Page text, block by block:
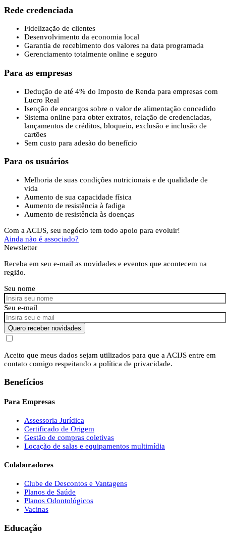
Rede credenciada
Fidelização de clientes
Desenvolvimento da economia local
Garantia de recebimento dos valores na data programada
Gerenciamento totalmente online e seguro
Para as empresas
Dedução de até 4% do Imposto de Renda para empresas com
Lucro Real
Isenção de encargos sobre o valor de alimentação concedido
Sistema online para obter extratos, relação de credenciadas,
lançamentos de créditos, bloqueio, exclusão e inclusão de
cartões
Sem custo para adesão do benefício
Para os usuários
Melhoria de suas condições nutricionais e de qualidade de
vida
Aumento de sua capacidade física
Aumento de resistência à fadiga
Aumento de resistência às doenças
Com a ACIJS, seu negócio tem todo apoio para evoluir!
Ainda não é associado?
Newsletter
Receba em seu e-mail as novidades e eventos que acontecem na
região.
Seu nome
Seu e-mail
Quero receber novidades
Aceito que meus dados sejam utilizados para que a ACIJS entre em
contato comigo respeitando a política de privacidade.
Benefícios
Para Empresas
Assessoria Jurídica
Certificado de Origem
Gestão de compras coletivas
Locação de salas e equipamentos multimídia
Colaboradores
Clube de Descontos e Vantagens
Planos de Saúde
Planos Odontológicos
Vacinas
Educação